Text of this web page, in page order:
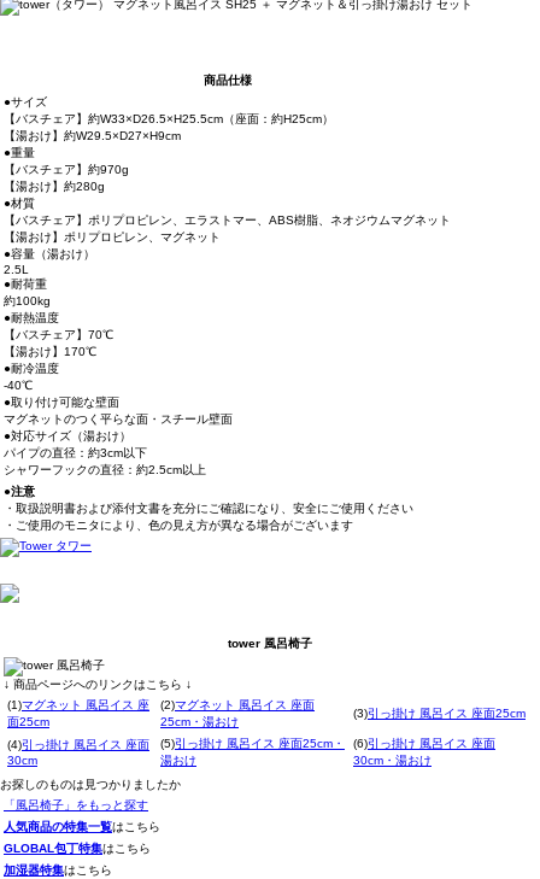
商品仕様
●サイズ
【バスチェア】約W33×D26.5×H25.5cm（座面：約H25cm）
【湯おけ】約W29.5×D27×H9cm
●重量
【バスチェア】約970g
【湯おけ】約280g
●材質
【バスチェア】ポリプロピレン、エラストマー、ABS樹脂、ネオジウムマグネット
【湯おけ】ポリプロピレン、マグネット
●容量（湯おけ）
2.5L
●耐荷重
約100kg
●耐熱温度
【バスチェア】70℃
【湯おけ】170℃
●耐冷温度
-40℃
●取り付け可能な壁面
マグネットのつく平らな面・スチール壁面
●対応サイズ（湯おけ）
パイプの直径：約3cm以下
シャワーフックの直径：約2.5cm以上
●注意
・取扱説明書および添付文書を充分にご確認になり、安全にご使用ください
・ご使用のモニタにより、色の見え方が異なる場合がございます
tower 風呂椅子
↓ 商品ページへのリンクはこちら ↓
(1)マグネット 風呂イス 座
面25cm
(2)マグネット 風呂イス 座面
25cm・湯おけ
(3)引っ掛け 風呂イス 座面25cm
(4)引っ掛け 風呂イス 座面
30cm
(5)引っ掛け 風呂イス 座面25cm・
湯おけ
(6)引っ掛け 風呂イス 座面
30cm・湯おけ
お探しのものは見つかりましたか
「風呂椅子」をもっと探す
人気商品の特集一覧はこちら
GLOBAL包丁特集はこちら
加湿器特集はこちら